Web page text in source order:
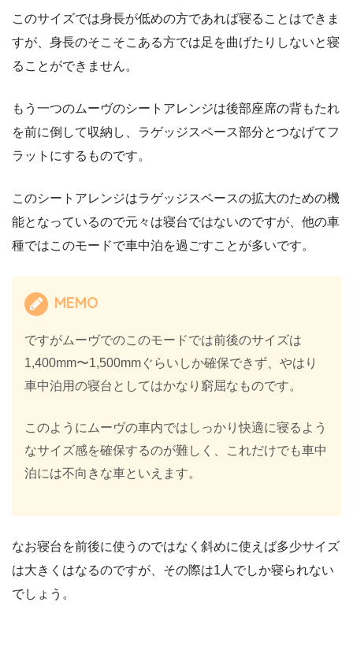
このサイズでは身長が低めの方であれば寝ることはできま
すが、身長のそこそこある方では足を曲げたりしないと寝
ることができません。
もう一つのムーヴのシートアレンジは後部座席の背もたれ
を前に倒して収納し、ラゲッジスペース部分とつなげてフ
ラットにするものです。
このシートアレンジはラゲッジスペースの拡大のための機
能となっているので元々は寝台ではないのですが、他の車
種ではこのモードで車中泊を過ごすことが多いです。
MEMO
ですがムーヴでのこのモードでは前後のサイズは
1,400mm〜1,500mmぐらいしか確保できず、やはり
車中泊用の寝台としてはかなり窮屈なものです。
このようにムーヴの車内ではしっかり快適に寝るよう
なサイズ感を確保するのが難しく、これだけでも車中
泊には不向きな車といえます。
なお寝台を前後に使うのではなく斜めに使えば多少サイズ
は大きくはなるのですが、その際は1人でしか寝られない
でしょう。